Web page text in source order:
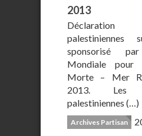
2013
sponsorisé
Mondiale
Morte – Mer
2013.
palestiniennes (…)
Archives Partisan